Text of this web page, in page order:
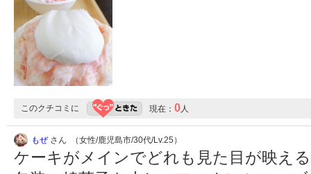
このクチコミに 現在： 0人
もぜさん （女性/鹿児島市/30代/Lv.25）
ケーキがメインでどれも見た目が映え